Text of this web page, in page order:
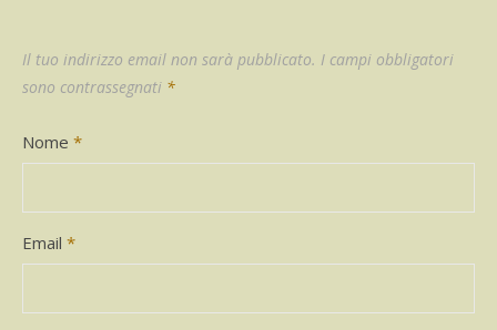
Il tuo indirizzo email non sarà pubblicato. I campi obbligatori
sono contrassegnati *
Nome *
Email *